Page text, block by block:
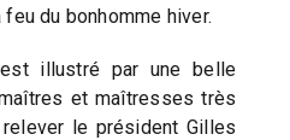
du bonhomme hiver.
illustré par une belle
et maîtresses très
le président Gilles